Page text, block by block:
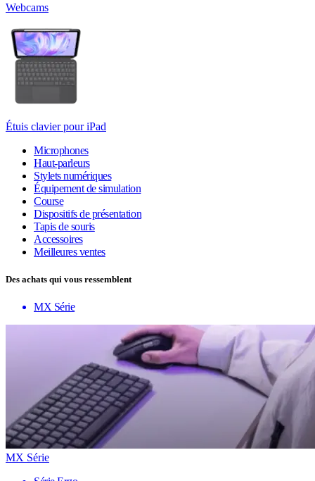
Webcams
Étuis clavier pour iPad
Microphones
Haut-parleurs
Stylets numériques
Équipement de simulation
Course
Dispositifs de présentation
Tapis de souris
Accessoires
Meilleures ventes
Des achats qui vous ressemblent
MX Série
MX Série